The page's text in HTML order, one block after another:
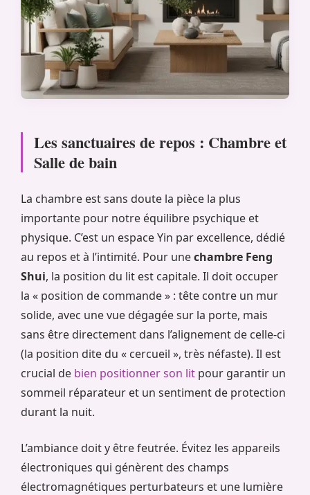
Les sanctuaires de repos : Chambre et
Salle de bain
La chambre est sans doute la pièce la plus
importante pour notre équilibre psychique et
physique. C’est un espace Yin par excellence, dédié
au repos et à l’intimité. Pour unechambre Feng
Shui, la position du lit est capitale. Il doit occuper
la « position de commande » : tête contre un mur
solide, avec une vue dégagée sur la porte, mais
sans être directement dans l’alignement de celle-ci
(la position dite du « cercueil », très néfaste). Il est
crucial de bien positionner son lit pour garantir un
sommeil réparateur et un sentiment de protection
durant la nuit.
L’ambiance doit y être feutrée. Évitez les appareils
électroniques qui génèrent des champs
électromagnétiques perturbateurs et une lumière